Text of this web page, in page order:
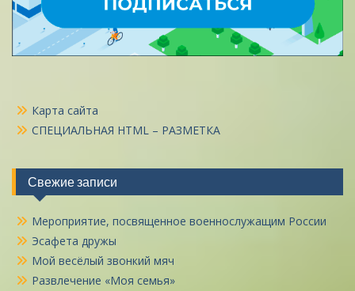
Карта сайта
СПЕЦИАЛЬНАЯ HTML – РАЗМЕТКА
Свежие записи
Мероприятие, посвященное военнослужащим России
Эсафета дружы
Мой весёлый звонкий мяч
Развлечение «Моя семья»